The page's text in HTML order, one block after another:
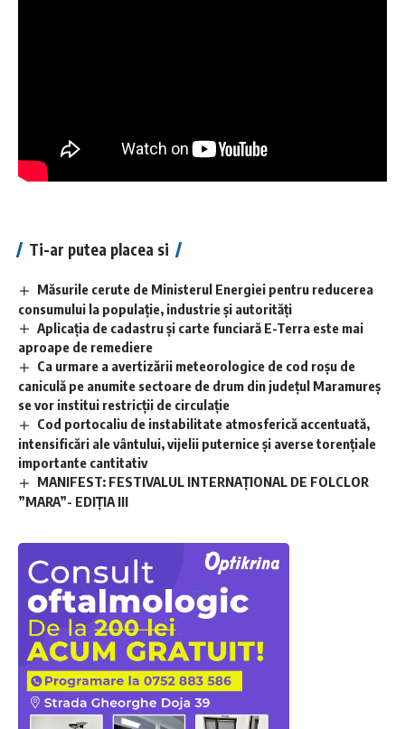
Ti-ar putea placea si
Măsurile cerute de Ministerul Energiei pentru reducerea
consumului la populație, industrie și autorități
Aplicaţia de cadastru şi carte funciară E-Terra este mai
aproape de remediere
Ca urmare a avertizării meteorologice de cod roșu de
caniculă pe anumite sectoare de drum din județul Maramureș
se vor institui restricții de circulație
Cod portocaliu de instabilitate atmosferică accentuată,
intensificări ale vântului, vijelii puternice și averse torențiale
importante cantitativ
MANIFEST: FESTIVALUL INTERNAȚIONAL DE FOLCLOR
”MARA”- EDIȚIA III